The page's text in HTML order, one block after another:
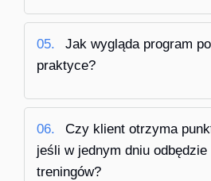
05.
Jak wygląda program
praktyce?
06.
Czy klient otrzyma
jeśli w jednym dniu
treningów?